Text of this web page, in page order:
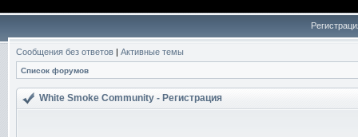
Сообщения без ответов | Активные темы
Список форумов
White Smoke Community - Регистрация